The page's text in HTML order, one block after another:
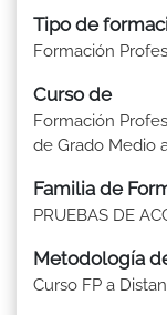
Tipo de
Formación
Curso de
Formación
de Grado Medio
Familia de
PRUEBAS DE
Metodología
Curso FP a